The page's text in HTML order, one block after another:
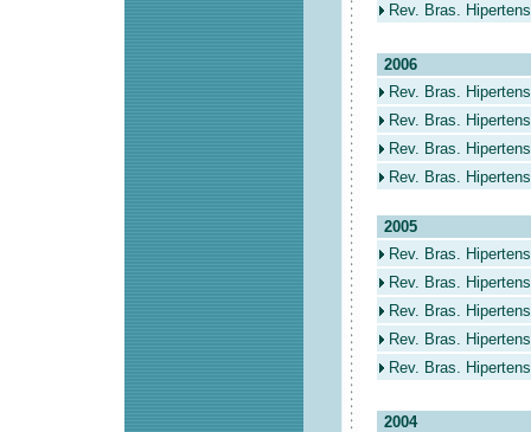
Rev. Bras.
2006
Rev. Bras.
Rev. Bras.
Rev. Bras.
Rev. Bras.
2005
Rev. Bras.
Rev. Bras.
Rev. Bras.
Rev. Bras.
Rev. Bras.
2004